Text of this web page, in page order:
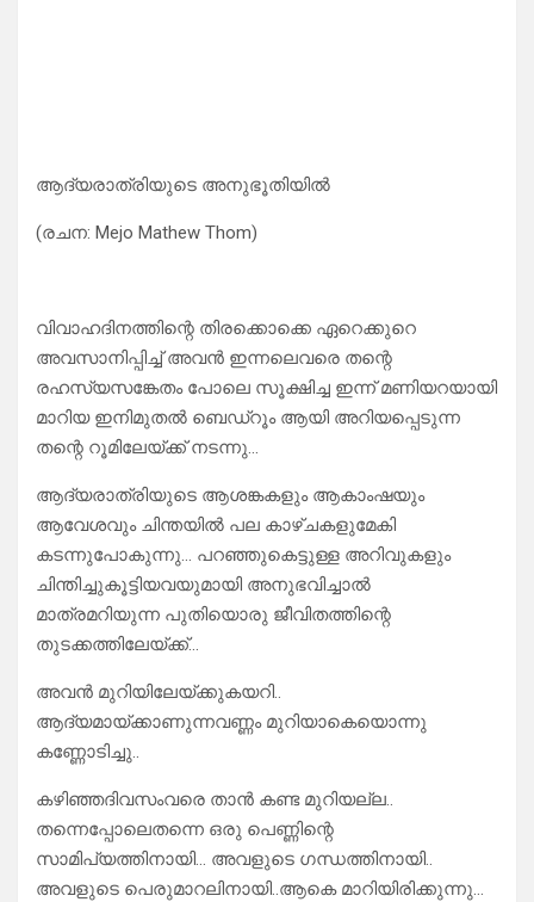
ആദ്യരാത്രിയുടെ അനുഭൂതിയിൽ
(രചന: Mejo Mathew Thom)
വിവാഹദിനത്തിന്റെ തിരക്കൊക്കെ ഏറെക്കുറെ
അവസാനിപ്പിച്ച്‌ അവൻ ഇന്നലെവരെ തന്റെ
രഹസ്യസങ്കേതം പോലെ സൂക്ഷിച്ച ഇന്ന് മണിയറയായി
മാറിയ ഇനിമുതൽ ബെഡ്റൂം ആയി അറിയപ്പെടുന്ന
തന്റെ റൂമിലേയ്ക്ക് നടന്നു…
ആദ്യരാത്രിയുടെ ആശങ്കകളും ആകാംഷയും
ആവേശവും ചിന്തയിൽ പല കാഴ്ചകളുമേകി
കടന്നുപോകുന്നു… പറഞ്ഞുകെട്ടുള്ള അറിവുകളും
ചിന്തിച്ചുകൂട്ടിയവയുമായി അനുഭവിച്ചാൽ
മാത്രമറിയുന്ന പുതിയൊരു ജീവിതത്തിന്റെ
തുടക്കത്തിലേയ്ക്ക്…
അവൻ മുറിയിലേയ്ക്കുകയറി..
ആദ്യമായ്ക്കാണുന്നവണ്ണം മുറിയാകെയൊന്നു
കണ്ണോടിച്ചു..
കഴിഞ്ഞദിവസംവരെ താൻ കണ്ട മുറിയല്ല..
തന്നെപ്പോലെതന്നെ ഒരു പെണ്ണിന്റെ
സാമിപ്യത്തിനായി… അവളുടെ ഗന്ധത്തിനായി..
അവളുടെ പെരുമാറലിനായി..ആകെ മാറിയിരിക്കുന്നു…